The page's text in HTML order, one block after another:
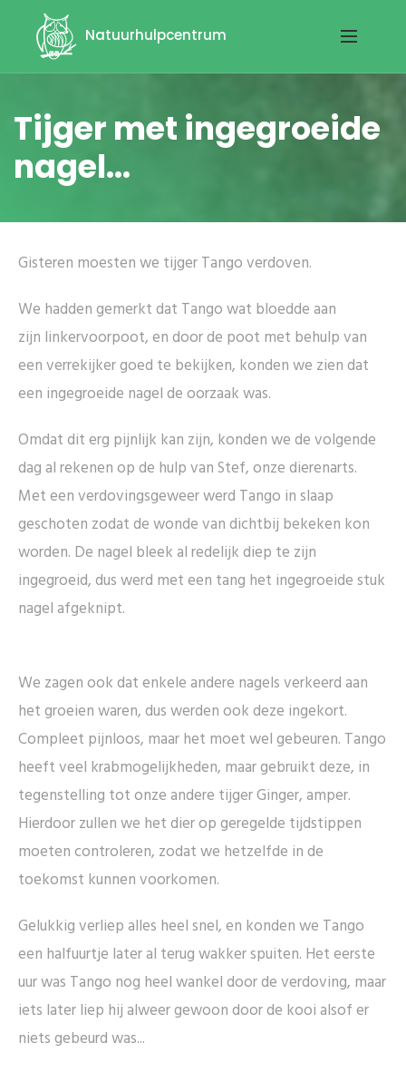
Natuurhulpcentrum
Tijger met ingegroeide
nagel...
Gisteren moesten we tijger Tango verdoven.
We hadden gemerkt dat Tango wat bloedde aan
zijn linkervoorpoot, en door de poot met behulp van
een verrekijker goed te bekijken, konden we zien dat
een ingegroeide nagel de oorzaak was.
Omdat dit erg pijnlijk kan zijn, konden we de volgende
dag al rekenen op de hulp van Stef, onze dierenarts.
Met een verdovingsgeweer werd Tango in slaap
geschoten zodat de wonde van dichtbij bekeken kon
worden. De nagel bleek al redelijk diep te zijn
ingegroeid, dus werd met een tang het ingegroeide stuk
nagel afgeknipt.
We zagen ook dat enkele andere nagels verkeerd aan
het groeien waren, dus werden ook deze ingekort.
Compleet pijnloos, maar het moet wel gebeuren. Tango
heeft veel krabmogelijkheden, maar gebruikt deze, in
tegenstelling tot onze andere tijger Ginger, amper.
Hierdoor zullen we het dier op geregelde tijdstippen
moeten controleren, zodat we hetzelfde in de
toekomst kunnen voorkomen.
Gelukkig verliep alles heel snel, en konden we Tango
een halfuurtje later al terug wakker spuiten. Het eerste
uur was Tango nog heel wankel door de verdoving, maar
iets later liep hij alweer gewoon door de kooi alsof er
niets gebeurd was...